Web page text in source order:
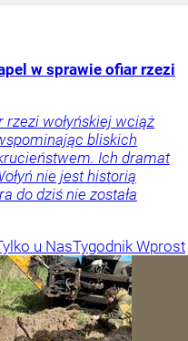
w sprawie ofiar rzezi
rzezi wołyńskiej wciąż
bliskich
Ich dramat
nie jest historią
do dziś nie została
u NasTygodnik Wprost